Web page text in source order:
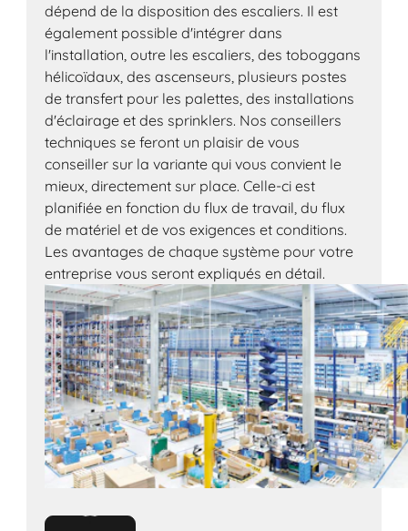
dépend de la disposition des escaliers. Il est
également possible d'intégrer dans
l'installation, outre les escaliers, des toboggans
hélicoïdaux, des ascenseurs, plusieurs postes
de transfert pour les palettes, des installations
d'éclairage et des sprinklers. Nos conseillers
techniques se feront un plaisir de vous
conseiller sur la variante qui vous convient le
mieux, directement sur place. Celle-ci est
planifiée en fonction du flux de travail, du flux
de matériel et de vos exigences et conditions.
Les avantages de chaque système pour votre
entreprise vous seront expliqués en détail.